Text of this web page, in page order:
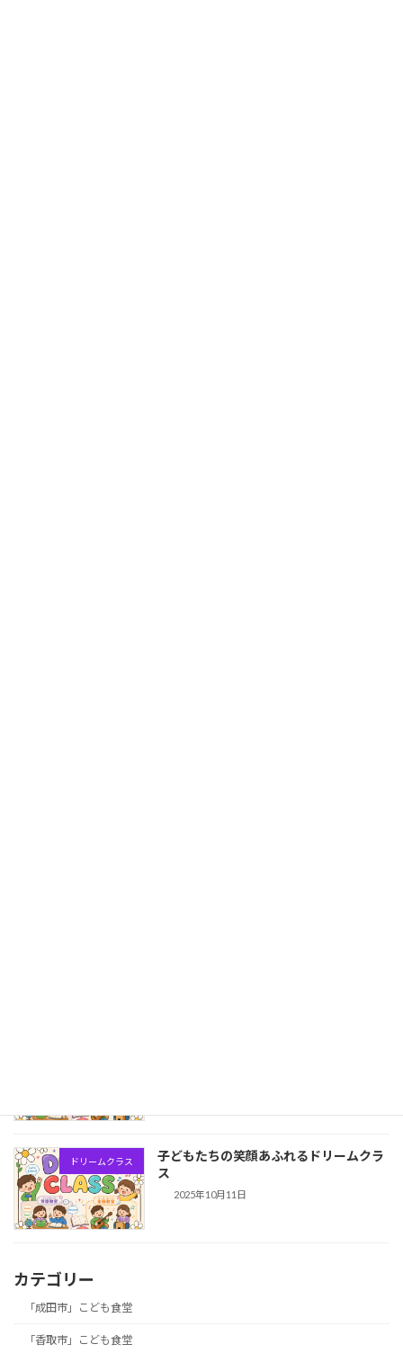
ドリームクラス
子どもたちの笑顔あふれるドリームクラ
ス
2025年10月11日
カテゴリー
「成田市」こども食堂
「香取市」こども食堂